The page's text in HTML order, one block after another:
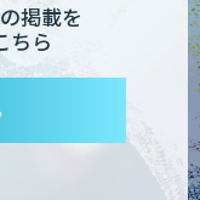
で顧客接点を革新
掲載を
ちら